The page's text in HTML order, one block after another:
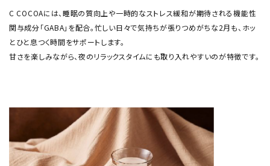
C COCOAには、睡眠の質向上や一時的なストレス緩和が期待される機能性
関与成分「GABA」を配合。忙しい日々で気持ちが張りつめがちな2月も、ホッ
とひと息つく時間をサポートします。
甘さを楽しみながら、夜のリラックスタイムにも取り入れやすいのが特徴です。